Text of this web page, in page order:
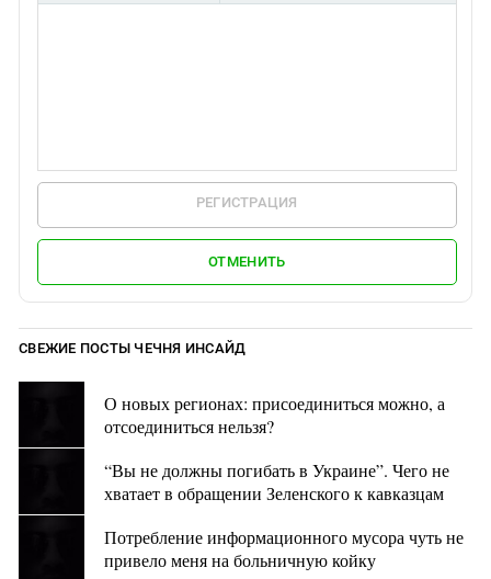
РЕГИСТРАЦИЯ
ОТМЕНИТЬ
СВЕЖИЕ ПОСТЫ ЧЕЧНЯ ИНСАЙД
О новых регионах: присоединиться можно, а
отсоединиться нельзя?
“Вы не должны погибать в Украине”. Чего не
хватает в обращении Зеленского к кавказцам
Потребление информационного мусора чуть не
привело меня на больничную койку